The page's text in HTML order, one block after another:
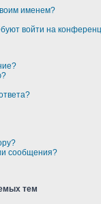
именем?
войти на
сообщения?
тем